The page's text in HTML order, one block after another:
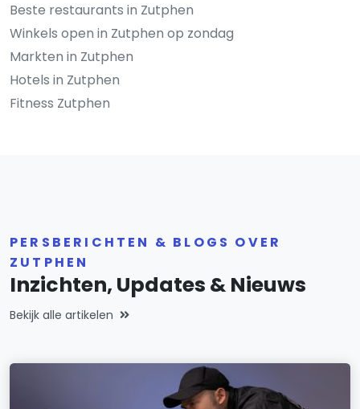
Beste restaurants in Zutphen
Winkels open in Zutphen op zondag
Markten in Zutphen
Hotels in Zutphen
Fitness Zutphen
PERSBERICHTEN & BLOGS OVER
ZUTPHEN
Inzichten, Updates & Nieuws
Bekijk alle artikelen